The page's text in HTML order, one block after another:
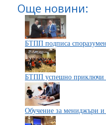
Още новини:
БТПП подписа
БТПП успешно
Обучение за мениджъри и